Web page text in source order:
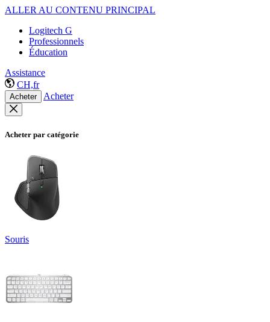
ALLER AU CONTENU PRINCIPAL
Logitech G
Professionnels
Éducation
Assistance
CH,fr
Acheter Acheter
Acheter par catégorie
Souris